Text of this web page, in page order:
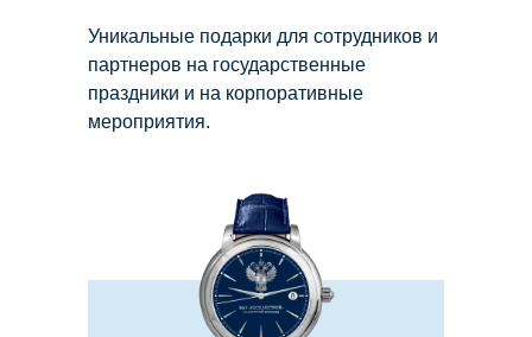
Уникальные подарки для сотрудников и
партнеров на государственные
праздники и на корпоративные
мероприятия.